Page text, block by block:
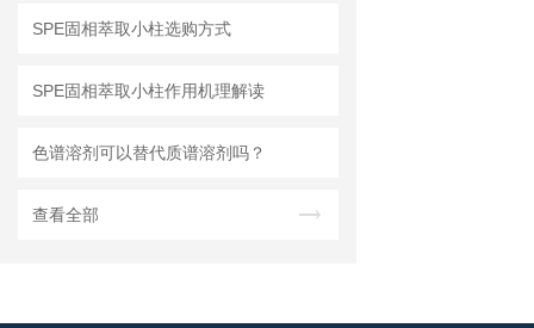
SPE固相萃取小柱选购方式
SPE固相萃取小柱作用机理解读
色谱溶剂可以替代质谱溶剂吗？
查看全部